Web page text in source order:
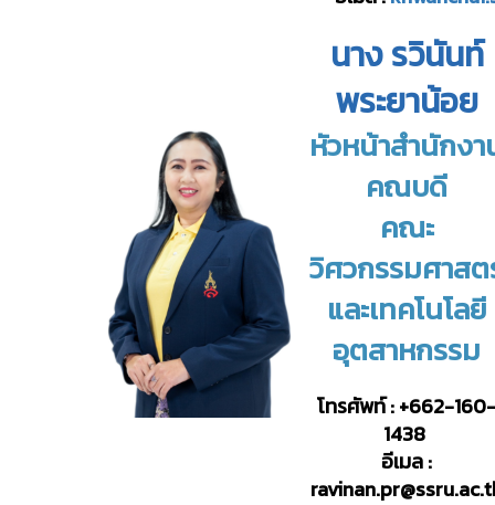
นาง รวินันท์
พระยาน้อย
หัวหน้าสำนักง
คณบดี
คณะ
วิศวกรรมศาส
และเทคโนโลยี
อุตสาหกรรม
โทรศัพท์ : +662-
1438
อีเมล :
ravinan.pr